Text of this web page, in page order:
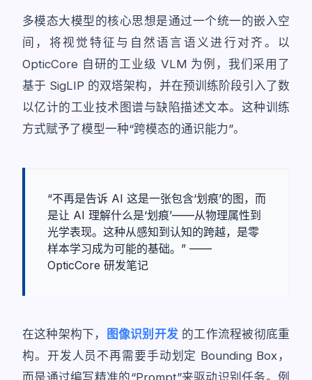
多模态大模型的核心思想是通过一个统一的嵌入空
间，将视觉特征与自然语言语义进行对齐。以
OpticCore 自研的工业级 VLM 为例，我们采用了
基于 SigLIP 的双塔架构，并在预训练阶段引入了数
以亿计的工业技术图谱与缺陷描述文本。这种训练
方式赋予了模型一种“跨模态的通识能力”。
“不再是告诉 AI 这是一张包含‘划痕’的图，而
是让 AI 理解什么是‘划痕’——从物理属性到
光学表现。这种从感知到认知的跨越，是零
样本学习成为可能的基础。” ——
OpticCore 研发笔记
在这种架构下， 图像识别开发的工作流程被彻底重
构。开发人员不再需要手动划定 Bounding Box，
而是通过编写精准的“Prompt”来驱动识别任务。例